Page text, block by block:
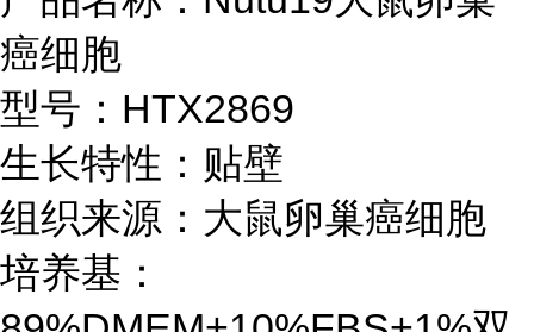
癌细胞
型号：HTX2869
生长特性：贴壁
组织来源：大鼠卵巢癌细胞
培养基：